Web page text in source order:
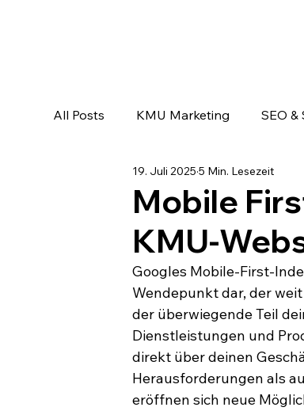
All Posts KMU Marketing SEO
Email-Marketing & Lead Nurturing
Mobile
KMU-
19. Juli 2025 5 Min. Lesezeit
Googles Mobile-First-
Wendepunkt dar, der
der überwiegende Teil
Dienstleistungen und
direkt über deinen
Herausforderungen als
eröffnen sich neue